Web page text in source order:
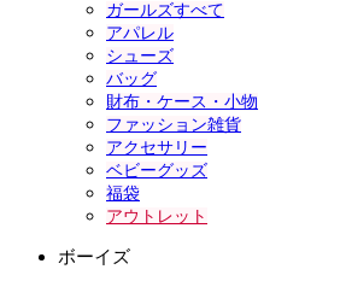
ガールズすべて
アパレル
シューズ
バッグ
財布・ケース・小物
ファッション雑貨
アクセサリー
ベビーグッズ
福袋
アウトレット
ボーイズ